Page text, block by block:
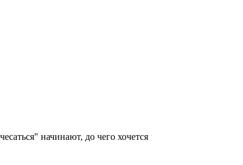
начинают, до чего хочется